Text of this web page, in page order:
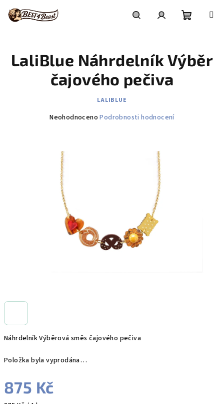
obsah
košík
Náhrdelník Výběrová směs čajového pečiva
Položka byla vyprodána…
875 Kč
LaliBlue Náhrdelník Výběr
čajového pečiva
LALIBLUE
Průměrné
hvězdiček.
Neohodnoceno Podrobnosti hodnocení